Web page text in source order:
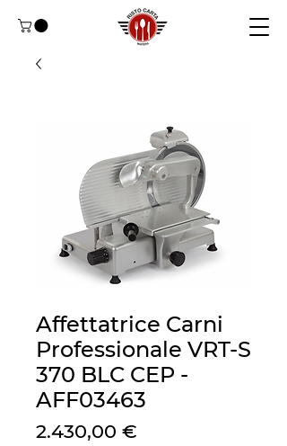
Affettatrice Carni
Professionale VRT-S
370 BLC CEP -
AFF03463
2.430,00 €